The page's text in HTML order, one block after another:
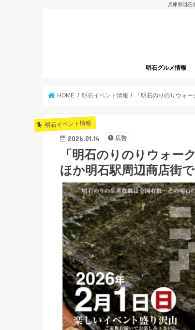
兵庫県明石
明石グルメ情報
HOME 明石イベント情報 「明石のりのりウォ
明石イベント情報
2026.01.14 広告
「明石のりのりウォー
ほか明石駅周辺商店街